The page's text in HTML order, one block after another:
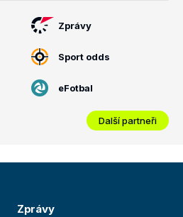
Zprávy
Sport odds
eFotbal
Další partneři
Zprávy